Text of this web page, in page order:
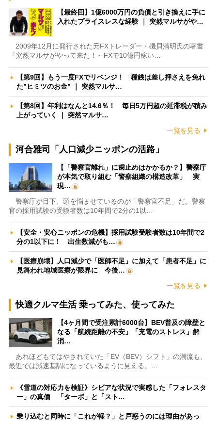
【最終回】1億6000万円の負債と引き換えに手に
入れたプライスレスな経験 ｜ 突然マルサがや…
2009年12月に発行された元FXトレーダー・磯貝清明氏の著書
『突然マルサがやって来た！～FXで10億円稼い…
【第9回】もう一度FXでリベンジ！ 種銭は差し押さえを免れ
た”ヒミツのお金” ｜ 突然マルサ…
【第8回】年利はなんと14.6％！ 毎日5万円超の延滞税が積み
上がっていく ｜ 突然マルサ…
一覧を見る
河合雅司「人口減少ニッポンの活路」
【「警察官離れ」に歯止めはかかるか？】警察庁
が本気で取り組む「警察組織の構造改革」 実
現…
警察庁が目下、頭を悩ませているのが「警察官不足」だ。警察
官の採用試験の受験者数は10年間で2分の1以…
【安全・安心ニッポンの危機】採用試験受験者数は10年間で2
分の1以下に！ 出生数減がも…
【医療崩壊】人口減少で「医師不足」に加えて「患者不足」に
見舞われ地域医療が限界に 今後…
一覧を見る
快適クルマ生活 乗ってみた、使ってみた
【4ヶ月間で受注累計6000台】BEV普及の障壁と
なる「航続距離の不安」「充電のストレス」解
消…
あれほどもてはやされていた「EV（BEV）シフト」の潮流も、
最近では減速基調になっているように見える。…
《雪道の対応力を検証》シビアな状況で実感した「フォレスタ
ー」の真価 「ターボ」と「スト…
乗り込むと同時に「これが軽？」と戸惑うのには理由があっ